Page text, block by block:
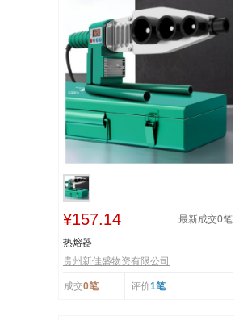
¥157.14 最新成交0笔
热熔器
贵州新佳盛物资有限公司
成交0笔 评价1笔